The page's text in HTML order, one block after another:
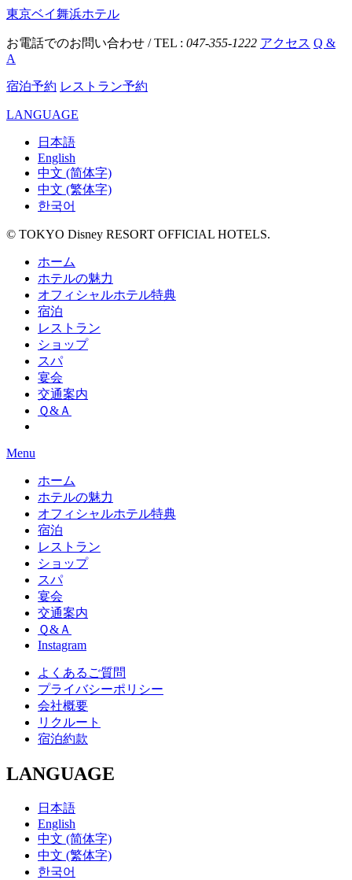
東京ベイ舞浜ホテル
お電話でのお問い合わせ / TEL : 047-355-1222 アクセス Q &
A
宿泊予約 レストラン予約
LANGUAGE
日本語
English
中文 (简体字)
中文 (繁体字)
한국어
© TOKYO Disney RESORT OFFICIAL HOTELS.
ホーム
ホテルの魅力
オフィシャルホテル特典
宿泊
レストラン
ショップ
スパ
宴会
交通案内
Ｑ&Ａ
Menu
ホーム
ホテルの魅力
オフィシャルホテル特典
宿泊
レストラン
ショップ
スパ
宴会
交通案内
Ｑ&Ａ
Instagram
よくあるご質問
プライバシーポリシー
会社概要
リクルート
宿泊約款
LANGUAGE
日本語
English
中文 (简体字)
中文 (繁体字)
한국어